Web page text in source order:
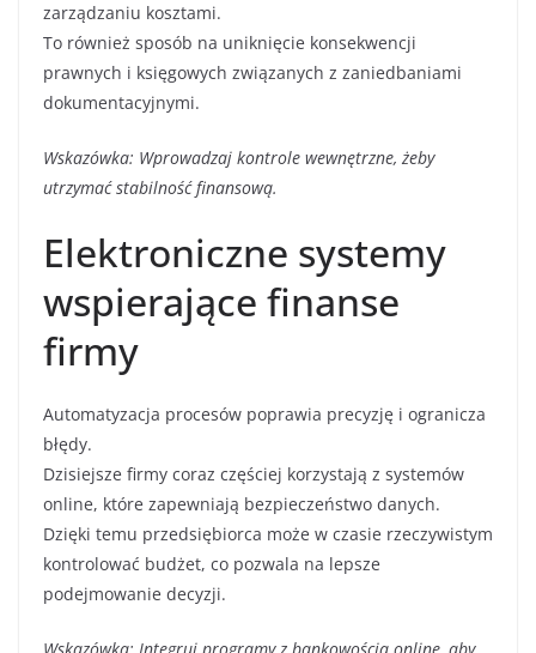
zarządzaniu kosztami.
To również sposób na uniknięcie konsekwencji
prawnych i księgowych związanych z zaniedbaniami
dokumentacyjnymi.
Wskazówka: Wprowadzaj kontrole wewnętrzne, żeby
utrzymać stabilność finansową.
Elektroniczne systemy
wspierające finanse
firmy
Automatyzacja procesów poprawia precyzję i ogranicza
błędy.
Dzisiejsze firmy coraz częściej korzystają z systemów
online, które zapewniają bezpieczeństwo danych.
Dzięki temu przedsiębiorca może w czasie rzeczywistym
kontrolować budżet, co pozwala na lepsze
podejmowanie decyzji.